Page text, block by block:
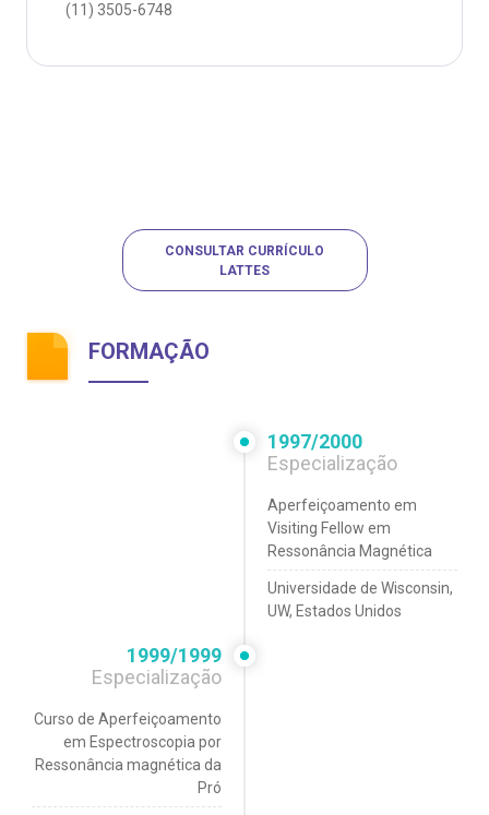
(11) 3505-6748
CONSULTAR CURRÍCULO
LATTES
FORMAÇÃO
1997/2000
Especialização
Aperfeiçoamento em
Visiting Fellow em
Ressonância Magnética
Universidade de Wisconsin,
UW, Estados Unidos
1999/1999
Especialização
Curso de Aperfeiçoamento
em Espectroscopia por
Ressonância magnética da
Pró